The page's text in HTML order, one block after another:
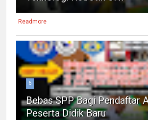
Readmore
6
Bebas SPP Bagi Pendaftar
Peserta Didik Baru